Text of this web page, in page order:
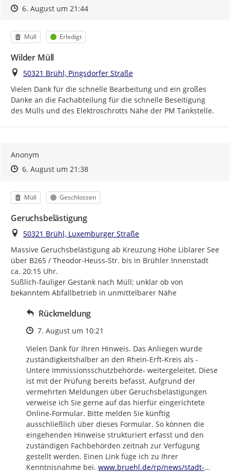
Zeitpunkt des Erstellens
Zeitpunkt des Erstellens
6. August um 21:44Zur Äußerung
Kategorie
Müll Status
Erledigt
Wilder Müll
Ort
50321 Brühl, Pingsdorfer Straße
Vielen Dank für die schnelle Bearbeitung und ein großes
Danke an die Fachabteilung für die schnelle Beseitigung
des Mülls und des Elektroschrotts Nähe der PM Tankstelle.
Anonym
Zeitpunkt des Erstellens
Zeitpunkt des Erstellens
6. August um 21:38Zur Äußerung
Kategorie
Müll Status
Geschlossen
Geruchsbelästigung
Ort
50321 Brühl, Luxemburger Straße
Massive Geruchsbelästigung ab Kreuzung Höhe Liblarer See
über B265 / Theodor-Heuss-Str. bis in Brühler Innenstadt
ca. 20:15 Uhr.
Süßlich-fauliger Gestank nach Müll; unklar ob von
bekanntem Abfallbetrieb in unmittelbarer Nähe
Rückmeldung
Zeitpunkt des Erstellens
7. August um 10:21
Vielen Dank für Ihren Hinweis. Das Anliegen wurde
zuständigkeitshalber an den Rhein-Erft-Kreis als -
Untere Immissionsschutzbehörde- weitergeleitet. Diese
ist mit der Prüfung bereits befasst. Aufgrund der
vermehrten Meldungen über Geruchsbelästigungen
verweise ich Sie gerne auf das hierfür eingerichtete
Online-Formular. Bitte melden Sie künftig
ausschließlich über dieses Formular. So können die
eingehenden Hinweise strukturiert erfasst und den
zuständigen Fachbehörden zeitnah zur Verfügung
gestellt werden. Einen Link füge ich zu Ihrer
Kenntnisnahme bei. https://
www.bruehl.de/rp/news/stadt-...